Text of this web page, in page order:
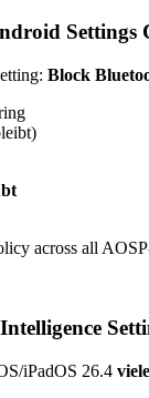
Settings
Block
across all
iPadOS 26.4